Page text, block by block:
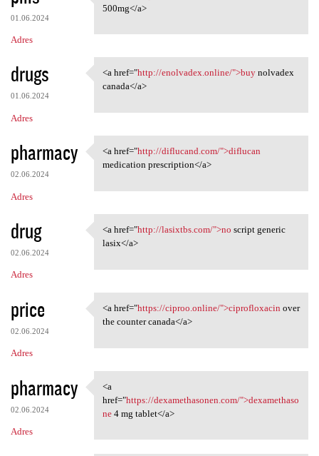
01.06.2024
Adres
<a href="https://avermox.com/
500mg</a>
drugs
01.06.2024
Adres
<a href="http://enolvadex
<a href="http://enolvadex.online/">buynolvadex
canada</a>
pharmacy
02.06.2024
Adres
<a href="http://diflucand.com
<a href="http://diflucand.com/">diflucan
medication prescription</a>
drug
02.06.2024
Adres
<a href="http://lasixtbs.com/
<a href="http://lasixtbs.com/">no script generic
lasix</a>
price
02.06.2024
Adres
<a href="https://ciproo
<a href="https://ciproo.online/">ciprofloxacin over
the counter canada</a>
pharmacy
02.06.2024
Adres
<a href="https:/
<a
href="https://dexamethasonen.com/">dexamethaso
ne4 mg tablet</a>